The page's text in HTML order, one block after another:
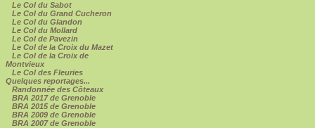
Le Col du Sabot
Le Col du Grand Cucheron
Le Col du Glandon
Le Col du Mollard
Le Col de Pavezin
Le Col de la Croix du Mazet
Le Col de la Croix de
Montvieux
Le Col des Fleuries
Quelques reportages...
Randonnée des Côteaux
BRA 2017 de Grenoble
BRA 2015 de Grenoble
BRA 2009 de Grenoble
BRA 2007 de Grenoble